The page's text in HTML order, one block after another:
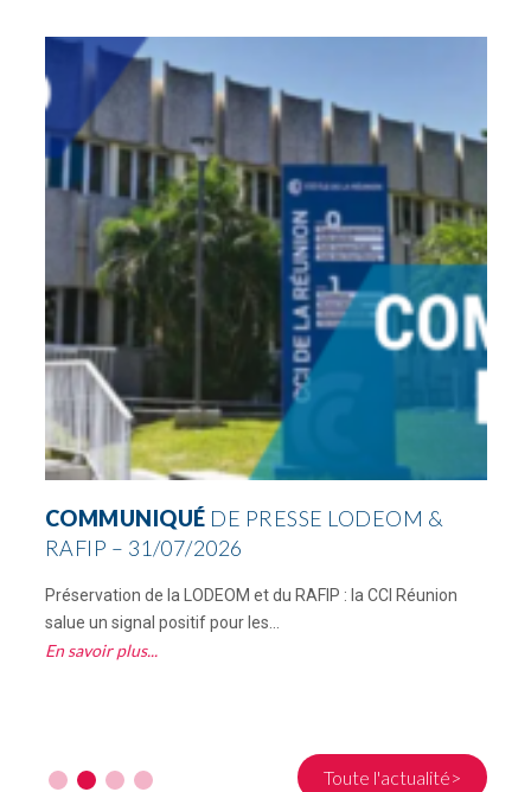
COMMUNIQUÉ DE PRESSE LODEOM &
RAFIP – 31/07/2026
Préservation de la LODEOM et du RAFIP : la CCI Réunion
salue un signal positif pour les...
En savoir plus
Toute l'actualité>